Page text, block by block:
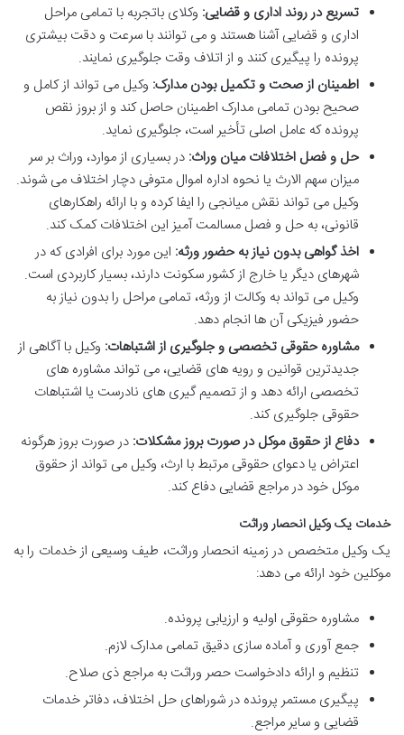
تسریع در روند اداری و قضایی: وکلای باتجربه با تمامی مراحل
اداری و قضایی آشنا هستند و می توانند با سرعت و دقت بیشتری
پرونده را پیگیری کنند و از اتلاف وقت جلوگیری نمایند.
اطمینان از صحت و تکمیل بودن مدارک: وکیل می تواند از کامل و
صحیح بودن تمامی مدارک اطمینان حاصل کند و از بروز نقص
پرونده که عامل اصلی تأخیر است، جلوگیری نماید.
حل و فصل اختلافات میان وراث: در بسیاری از موارد، وراث بر سر
میزان سهم الارث یا نحوه اداره اموال متوفی دچار اختلاف می شوند.
وکیل می تواند نقش میانجی را ایفا کرده و با ارائه راهکارهای
قانونی، به حل و فصل مسالمت آمیز این اختلافات کمک کند.
اخذ گواهی بدون نیاز به حضور ورثه: این مورد برای افرادی که در
شهرهای دیگر یا خارج از کشور سکونت دارند، بسیار کاربردی است.
وکیل می تواند به وکالت از ورثه، تمامی مراحل را بدون نیاز به
حضور فیزیکی آن ها انجام دهد.
مشاوره حقوقی تخصصی و جلوگیری از اشتباهات: وکیل با آگاهی از
جدیدترین قوانین و رویه های قضایی، می تواند مشاوره های
تخصصی ارائه دهد و از تصمیم گیری های نادرست یا اشتباهات
حقوقی جلوگیری کند.
دفاع از حقوق موکل در صورت بروز مشکلات: در صورت بروز هرگونه
اعتراض یا دعوای حقوقی مرتبط با ارث، وکیل می تواند از حقوق
موکل خود در مراجع قضایی دفاع کند.
خدمات یک وکیل انحصار وراثت
یک وکیل متخصص در زمینه انحصار وراثت، طیف وسیعی از خدمات را به
موکلین خود ارائه می دهد:
مشاوره حقوقی اولیه و ارزیابی پرونده.
جمع آوری و آماده سازی دقیق تمامی مدارک لازم.
تنظیم و ارائه دادخواست حصر وراثت به مراجع ذی صلاح.
پیگیری مستمر پرونده در شوراهای حل اختلاف، دفاتر خدمات
قضایی و سایر مراجع.